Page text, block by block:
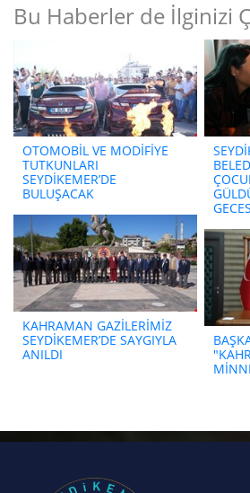
Bu Haberler de İlginizi
OTOMOBİL VE MODİFİYE
TUTKUNLARI
SEYDİKEMER’DE
BULUŞACAK
KAHRAMAN GAZİLERİMİZ
SEYDİKEMER’DE SAYGIYLA
ANILDI